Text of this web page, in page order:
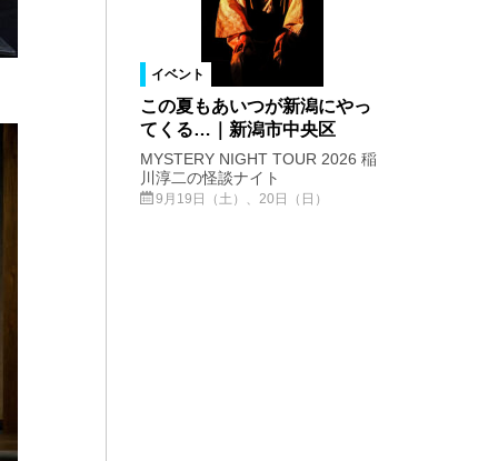
イベント
この夏もあいつが新潟にやっ
てくる…｜新潟市中央区
MYSTERY NIGHT TOUR 2026 稲
川淳二の怪談ナイト
9月19日（土）、20日（日）